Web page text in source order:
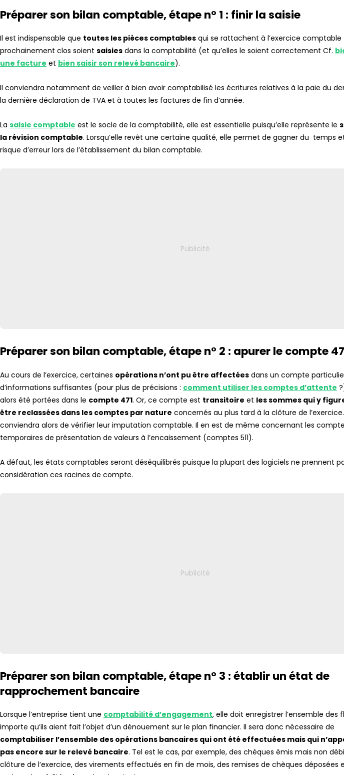
Préparer son bilan comptable, étape n° 1 : finir la saisie
Il est indispensable que toutes les pièces comptables qui se rattachent à l’exercice comptable
prochainement clos soient saisies dans la comptabilité (et qu’elles le soient correctement Cf.
une facture et bien saisir son relevé bancaire).
Il conviendra notamment de veiller à bien avoir comptabilisé les écritures relatives à la paie du
la dernière déclaration de TVA et à toutes les factures de fin d’année.
La saisie comptable est le socle de la comptabilité, elle est essentielle puisqu’elle représente le
la révision comptable. Lorsqu’elle revêt une certaine qualité, elle permet de gagner du temps
risque d’erreur lors de l’établissement du bilan comptable.
Préparer son bilan comptable, étape n° 2 : apurer le compte
Au cours de l’exercice, certaines opérations n’ont pu être affectées dans un compte
d’informations suffisantes (pour plus de précisions : comment utiliser les comptes d’attente
alors été portées dans le compte 471. Or, ce compte est transitoire et les sommes qui y
être reclassées dans les comptes par nature concernés au plus tard à la clôture de
conviendra alors de vérifier leur imputation comptable. Il en est de même concernant les
temporaires de présentation de valeurs à l’encaissement (comptes 511).
A défaut, les états comptables seront déséquilibrés puisque la plupart des logiciels ne prennent
considération ces racines de compte.
Préparer son bilan comptable, étape n° 3 : établir un état de
rapprochement bancaire
Lorsque l’entreprise tient une comptabilité d’engagement, elle doit enregistrer l’ensemble des
importe qu’ils aient fait l’objet d’un dénouement sur le plan financier. Il sera donc nécessaire de
comptabiliser l’ensemble des opérations bancaires qui ont été effectuées mais qui
pas encore sur le relevé bancaire. Tel est le cas, par exemple, des chèques émis mais non
clôture de l’exercice, des virements effectués en fin de mois, des remises de chèques déposées